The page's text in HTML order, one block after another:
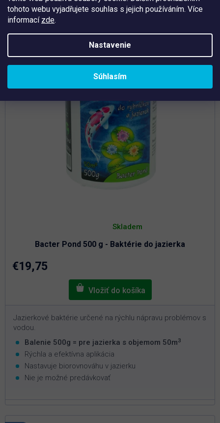
tohoto webu vyjadřujete souhlas s jejich používáním. Více
informací zde.
Nastavenie
Súhlasím
Tip
Bacter Pond 500 g - Baktérie do jazierka
hodnotenie
je
5,0
Skladem
€19,75
Jazierkové baktérie určené na rýchlu nápravu problémov s
vodou.
Balenie 500g = pre jazierka s objemom 50m3
Rýchla a efektívna aplikácia
Nastavuje biorovnováhu v jazierku
Nie je možné predávkovať